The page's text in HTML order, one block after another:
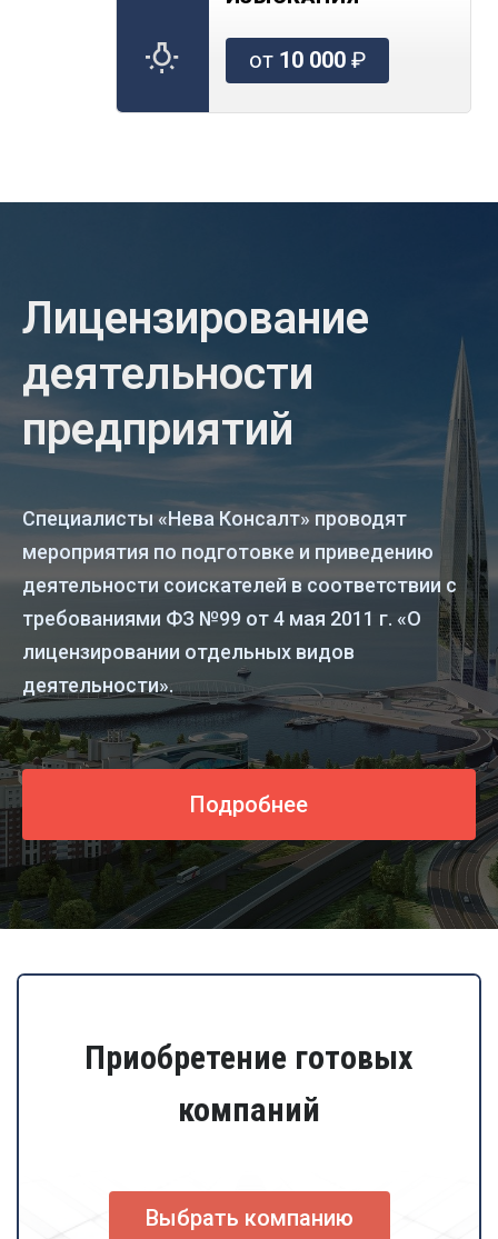
от 10 000₽
Лицензирование
деятельности
предприятий
Специалисты «Нева Консалт» проводят
мероприятия по подготовке и приведению
деятельности соискателей в соответствии с
требованиями ФЗ №99 от 4 мая 2011 г. «О
лицензировании отдельных видов
деятельности».
Подробнее
Приобретение готовых
компаний
Выбрать компанию